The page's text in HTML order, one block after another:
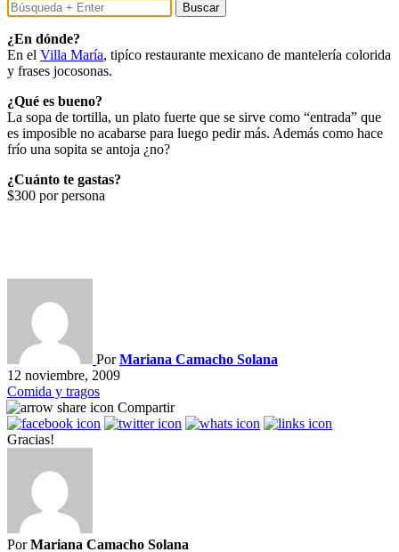
Buscar
¿En dónde?
En el Villa María, tipíco restaurante mexicano de mantelería colorida
y frases jocosonas.
¿Qué es bueno?
La sopa de tortilla, un plato fuerte que se sirve como “entrada” que
es imposible no acabarse para luego pedir más. Además como hace
frío una sopita se antoja ¿no?
¿Cuánto te gastas?
$300 por persona
PorMariana Camacho Solana
12 noviembre, 2009
Comida y tragos
Compartir
Gracias!
PorMariana Camacho Solana